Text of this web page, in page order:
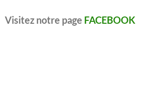
Visitez notre page FACEBOOK